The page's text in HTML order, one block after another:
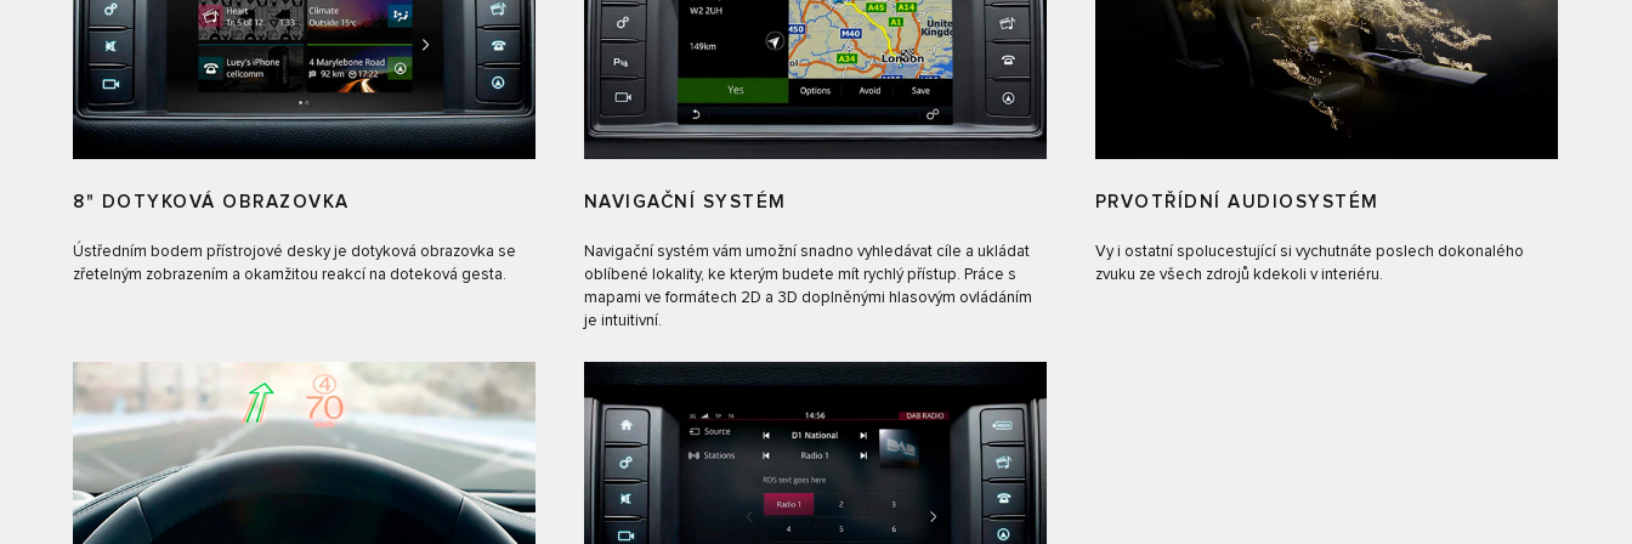
8" DOTYKOVÁ OBRAZOVKA
Ústředním bodem přístrojové desky je dotyková obrazovka se
zřetelným zobrazením a okamžitou reakcí na doteková gesta.
NAVIGAČNÍ SYSTÉM
Navigační systém vám umožní snadno vyhledávat cíle a ukládat
oblíbené lokality, ke kterým budete mít rychlý přístup. Práce s
mapami ve formátech 2D a 3D doplněnými hlasovým ovládáním
je intuitivní.
PRVOTŘÍDNÍ AUDIOSYSTÉM
Vy i ostatní spolucestující si vychutnáte poslech dokonalého
zvuku ze všech zdrojů kdekoli v interiéru.